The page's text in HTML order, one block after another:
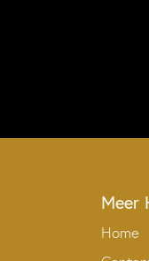
Meer
Home